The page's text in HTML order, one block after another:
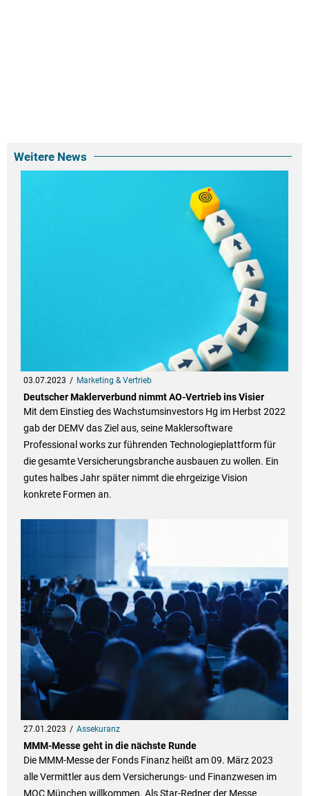
Weitere News
03.07.2023 Marketing & Vertrieb
Deutscher Maklerverbund nimmt AO-Vertrieb ins Visier
Mit dem Einstieg des Wachstumsinvestors Hg im Herbst 2022
gab der DEMV das Ziel aus, seine Maklersoftware
Professional works zur führenden Technologieplattform für
die gesamte Versicherungsbranche ausbauen zu wollen. Ein
gutes halbes Jahr später nimmt die ehrgeizige Vision
konkrete Formen an.
27.01.2023 Assekuranz
MMM-Messe geht in die nächste Runde
Die MMM-Messe der Fonds Finanz heißt am 09. März 2023
alle Vermittler aus dem Versicherungs- und Finanzwesen im
MOC München willkommen. Als Star-Redner der Messe